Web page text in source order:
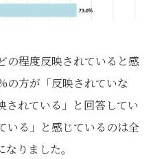
の程度反映されていると感
の方が「反映されていな
されている」と回答してい
いる」と感じているのは全
りました。